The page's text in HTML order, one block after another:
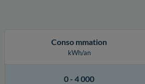
Conso mmation
kWh/an
0 -4 000